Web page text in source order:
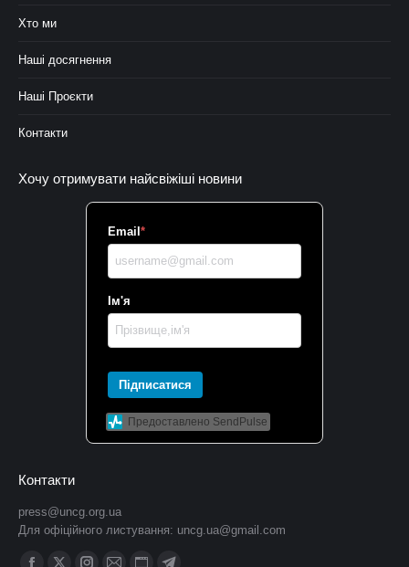
Хто ми
Наші досягнення
Наші Проєкти
Контакти
Хочу отримувати найсвіжіші новини
Email *
Ім'я
Підписатися
Предоставлено SendPulse
Контакти
press@uncg.org.ua
Для офіційного листування: uncg.ua@gmail.com
Find us on: